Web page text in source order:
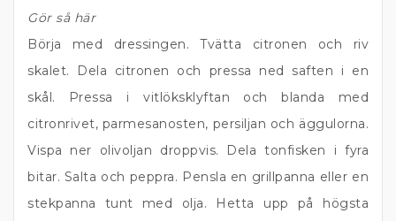
Gör så här
Börja med dressingen. Tvätta citronen och riv
skalet. Dela citronen och pressa ned saften i en
skål. Pressa i vitlöksklyftan och blanda med
citronrivet, parmesanosten, persiljan och äggulorna.
Vispa ner olivoljan droppvis. Dela tonfisken i fyra
bitar. Salta och peppra. Pensla en grillpanna eller en
stekpanna tunt med olja. Hetta upp på högsta